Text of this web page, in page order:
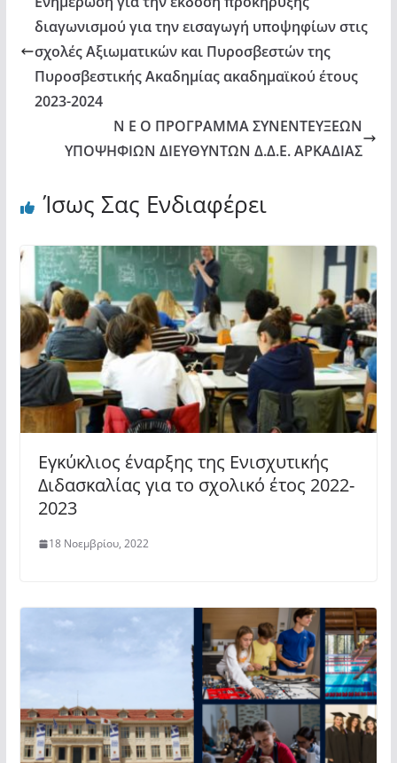
διαγωνισμού για την εισαγωγή υποψηφίων στις
σχολές Αξιωματικών και Πυροσβεστών της
Πυροσβεστικής Ακαδημίας ακαδημαϊκού έτους
2023-2024
N E O ΠΡΟΓΡΑΜΜΑ ΣΥΝΕΝΤΕΥΞΕΩΝ
ΥΠΟΨΗΦΙΩΝ ΔΙΕΥΘΥΝΤΩΝ Δ.Δ.Ε. ΑΡΚΑΔΙΑΣ
Ίσως Σας Ενδιαφέρει
Εγκύκλιος έναρξης της Ενισχυτικής
Διδασκαλίας για το σχολικό έτος 2022-
2023
18 Νοεμβρίου, 2022